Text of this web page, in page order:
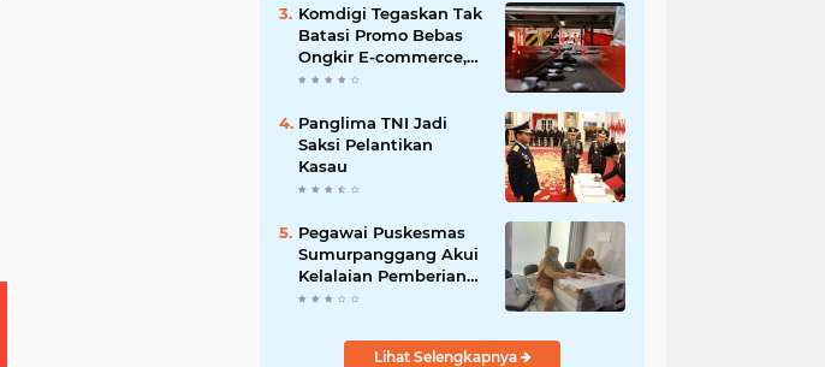
Selamat Idul Fitri 1445
H
Komdigi Tegaskan Tak
Batasi Promo Bebas
Ongkir E-commerce,
tapi Perusahaan Kurir
Panglima TNI Jadi
Saksi Pelantikan
Kasau
Pegawai Puskesmas
Sumurpanggang Akui
Kelalaian Pemberian
Obat
Lihat Selengkapnya